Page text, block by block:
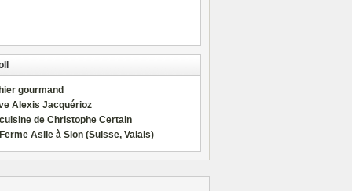
gourmand
Alexis Jacquérioz
de Christophe Certain
Asile à Sion (Suisse, Valais)